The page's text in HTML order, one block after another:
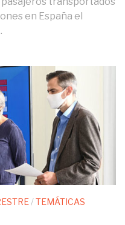
en España el
/TEMÁTICAS